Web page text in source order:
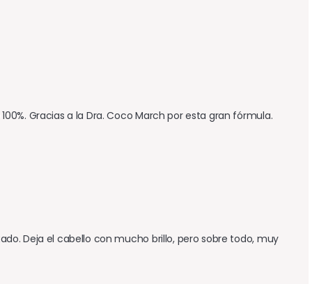
Gracias a la Dra. Coco March por esta gran fórmula.
Deja el cabello con mucho brillo, pero sobre todo, muy